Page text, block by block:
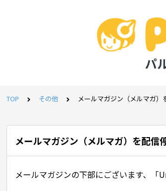
パ
TOP その他 メールマガジン（メルマガ）
メールマガジン（メルマガ）を配信
メールマガジンの下部にございます、「